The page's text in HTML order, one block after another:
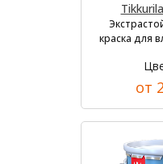
краска для
от